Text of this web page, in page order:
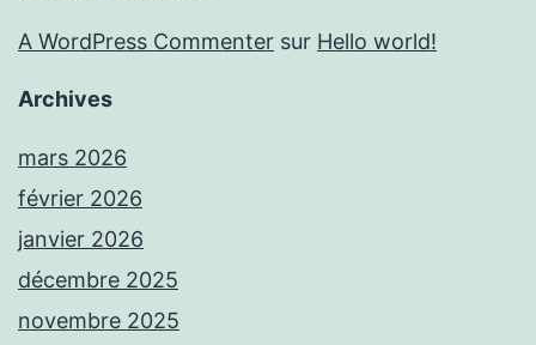
A WordPress Commenter sur Hello world!
Archives
mars 2026
février 2026
janvier 2026
décembre 2025
novembre 2025